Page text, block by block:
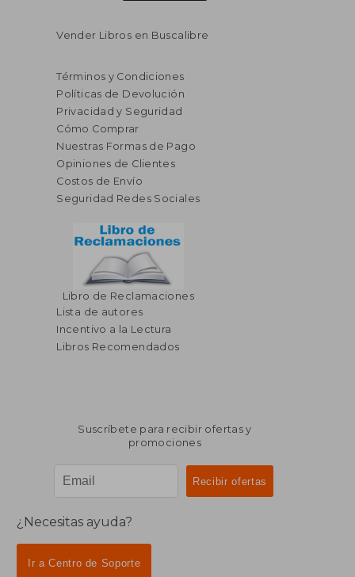
Vender Libros en Buscalibre
Términos y Condiciones
Políticas de Devolución
Privacidad y Seguridad
Cómo Comprar
Nuestras Formas de Pago
Opiniones de Clientes
Costos de Envío
Seguridad Redes Sociales
Libro de Reclamaciones
Lista de autores
Incentivo a la Lectura
Libros Recomendados
Suscríbete para recibir ofertas y
promociones
¿Necesitas ayuda?
Ir a Centro de Soporte